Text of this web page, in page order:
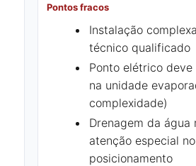
Pontos fracos
Instalação
técnico qualificado
Ponto elétrico
na unidade
complexidade)
Drenagem da água
atenção especial no
posicionamento